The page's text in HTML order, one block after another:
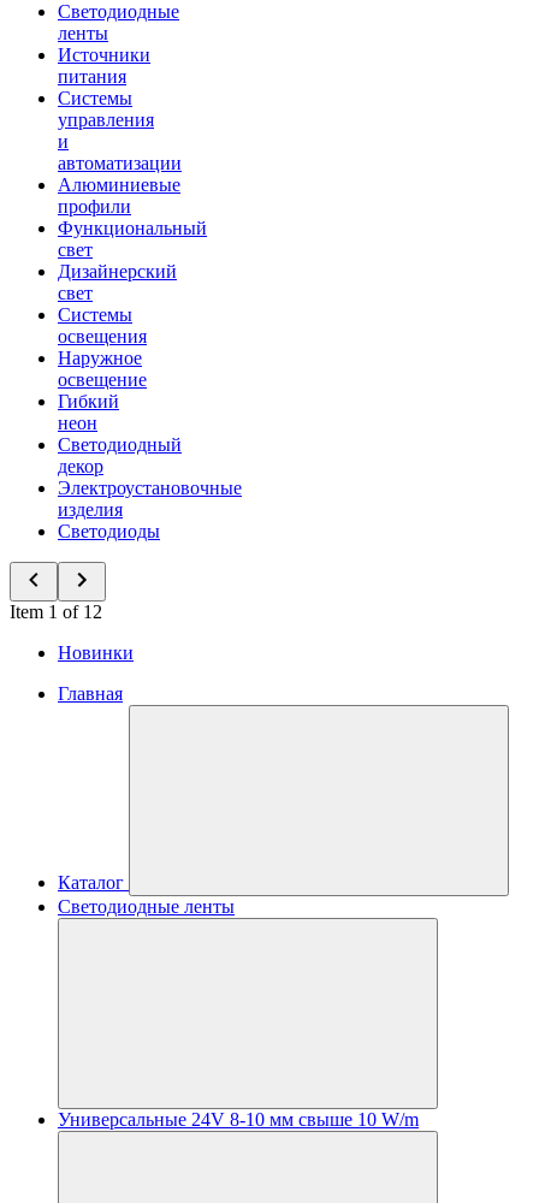
Светодиодные
ленты
Источники
питания
Системы
управления
и
автоматизации
Алюминиевые
профили
Функциональный
свет
Дизайнерский
свет
Системы
освещения
Наружное
освещение
Гибкий
неон
Светодиодный
декор
Электроустановочные
изделия
Светодиоды
Item 1 of 12
Новинки
Главная
Каталог
Светодиодные ленты
Универсальные 24V 8-10 мм свыше 10 W/m